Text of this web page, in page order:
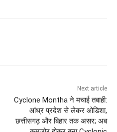
Next article
Cyclone Montha ने मचाई तबाही:
आंध्र प्रदेश से लेकर ओडिशा,
छत्तीसगढ़ और बिहार तक असर; अब